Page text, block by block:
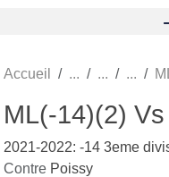
Accueil
ML(-14)(2)
2021-2022: -14 3eme
Contre Poissy